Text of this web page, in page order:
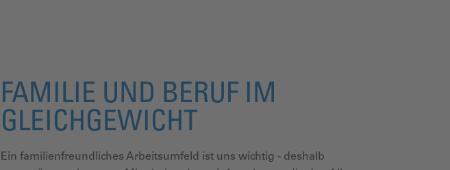
FAMILIE UND BERUF IM
GLEICHGEWICHT
Ein familienfreundliches Arbeitsumfeld ist uns wichtig - deshalb